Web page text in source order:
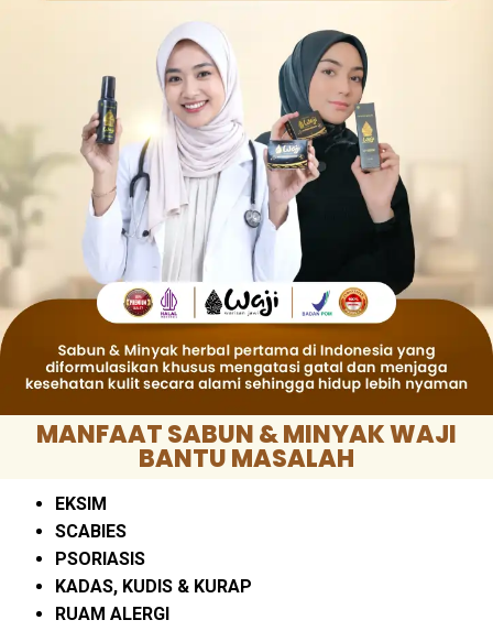
MANFAAT SABUN & MINYAK WAJI
BANTU MASALAH
EKSIM
SCABIES
PSORIASIS
KADAS, KUDIS & KURAP
RUAM ALERGI